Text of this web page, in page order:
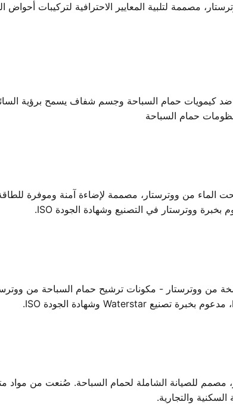
ووترستار - مكونات ترشيح حمام السباحة من
للصيانة الشاملة لحمام السباحة. صُنعت من مواد